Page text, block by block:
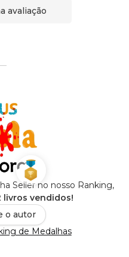
avaliação
Seller no nosso Ranking,
livros vendidos!
o autor
de Medalhas